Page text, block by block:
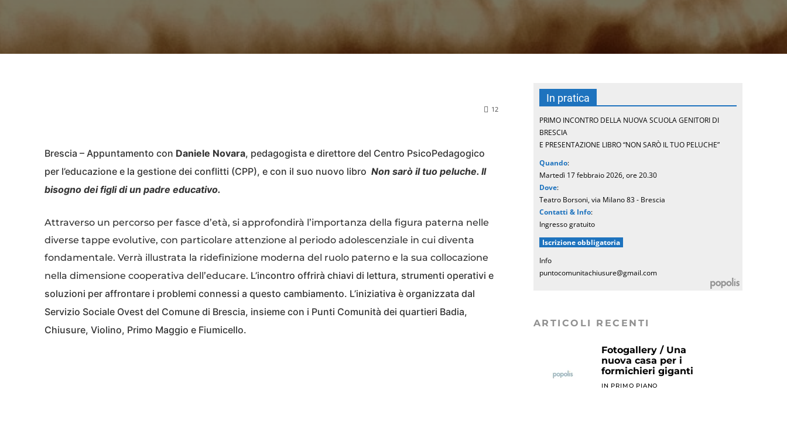
12
Brescia – Appuntamento con Daniele Novara, pedagogista e direttore del Centro PsicoPedagogico
per l’educazione e la gestione dei conflitti (CPP), e con il suo nuovo libro Non sarò il tuo peluche. Il
bisogno dei figli di un padre educativo.
Attraverso un percorso per fasce d’età, si approfondirà l’importanza della figura paterna nelle
diverse tappe evolutive, con particolare attenzione al periodo adolescenziale in cui diventa
fondamentale. Verrà illustrata la ridefinizione moderna del ruolo paterno e la sua collocazione
nella dimensione cooperativa dell’educare. L’incontro offrirà chiavi di lettura, strumenti operativi e
soluzioni per affrontare i problemi connessi a questo cambiamento. L’iniziativa è organizzata dal
Servizio Sociale Ovest del Comune di Brescia, insieme con i Punti Comunità dei quartieri Badia,
Chiusure, Violino, Primo Maggio e Fiumicello.
In pratica
PRIMO INCONTRO DELLA NUOVA SCUOLA GENITORI DI
BRESCIA
E PRESENTAZIONE LIBRO “NON SARÒ IL TUO PELUCHE”
Quando:
Martedì 17 febbraio 2026, ore 20.30
Dove:
Teatro Borsoni, via Milano 83 - Brescia
Contatti & Info:
Ingresso gratuito
Iscrizione obbligatoria
Info
puntocomunitachiusure@gmail.com
ARTICOLI RECENTI
Fotogallery / Una
nuova casa per i
formichieri giganti
IN PRIMO PIANO